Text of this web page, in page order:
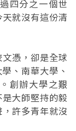
四分之一個世
就沒有這份清
憑，卻是全球
、南華大學、
創辦大學之艱
大師堅持的毅
許多青年就沒